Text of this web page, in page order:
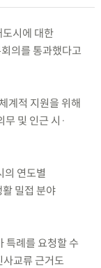
시에 대한
회의를 통과했다고
계적 지원을 위해
무 및 인근 시·
의 연도별
밀접 분야
특례를 요청할 수
사교류 근거도